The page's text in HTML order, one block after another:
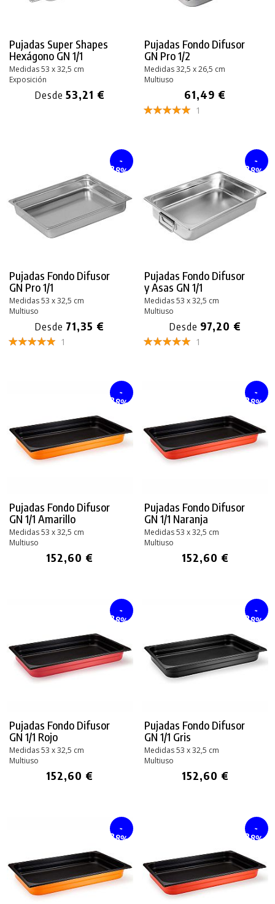
PRODUCTO AÑADIDO AL CARRITO
Pujadas Super Shapes
Hexágono GN 1/1
Medidas 53 x 32,5 cm
Exposición
Desde 53,21 €
Pujadas Fondo Difusor
GN Pro 1/2
Medidas 32,5 x 26,5 cm
Multiuso
61,49 €
1
-
28%
Pujadas Fondo Difusor
GN Pro 1/1
Medidas 53 x 32,5 cm
Multiuso
Desde 71,35 €
1
-
28%
Pujadas Fondo Difusor
y Asas GN 1/1
Medidas 53 x 32,5 cm
Multiuso
Desde 97,20 €
1
-
28%
Pujadas Fondo Difusor
GN 1/1 Amarillo
Medidas 53 x 32,5 cm
Multiuso
152,60 €
-
28%
Pujadas Fondo Difusor
GN 1/1 Naranja
Medidas 53 x 32,5 cm
Multiuso
152,60 €
-
28%
Pujadas Fondo Difusor
GN 1/1 Rojo
Medidas 53 x 32,5 cm
Multiuso
152,60 €
-
28%
Pujadas Fondo Difusor
GN 1/1 Gris
Medidas 53 x 32,5 cm
Multiuso
152,60 €
-
28%
-
28%